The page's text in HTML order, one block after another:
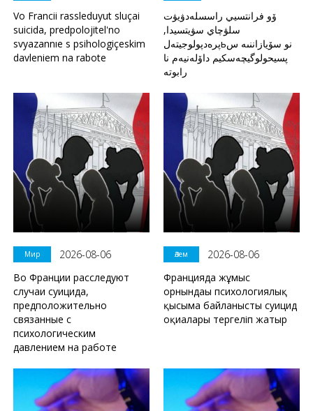
Vo Francii rassleduyut sluçai
suicida, predpolojitel'no
svyazannıe s psihologiçeskim
davleniem na rabote
ۆو فرانتسيي راسسلەدۋيۋت
سلۋچاي سۋيتسيدا,
پرەدپولوجيتەلьنو سۆيازاننىە س
پسيحولوگيچەسكيم داۆلەنيەم نا
رابوتە
Мир
2026-08-06
Во Франции расследуют
случаи суицида,
предположительно
связанные с
психологическим
давлением на работе
Әлем
2026-08-06
Францияда жұмыс
орнындағы психологиялық
қысымға байланысты суицид
оқиғалары тергеліп жатыр